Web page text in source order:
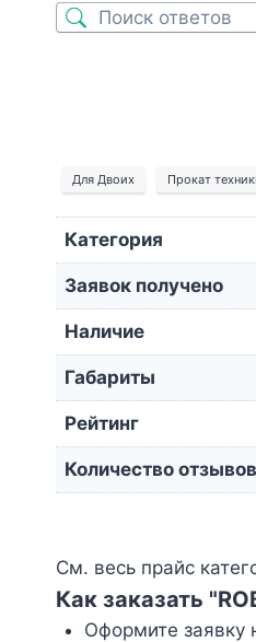
Для Двоих Прокат
Категория
Заявок получено
Наличие
Габариты
Рейтинг
Количество отзывов
См. весь прайс
Как заказать
Оформите заявку